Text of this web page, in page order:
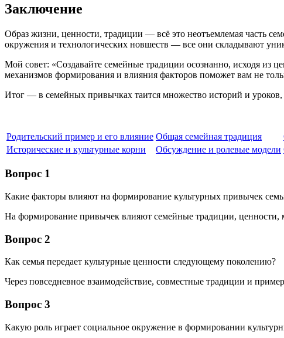
Заключение
Образ жизни, ценности, традиции — всё это неотъемлемая часть
окружения и технологических новшеств — все они складывают
Мой совет: «Создавайте семейные традиции осознанно, исходя из
механизмов формирования и влияния факторов поможет вам не
Итог — в семейных привычках таится множество историй и
Родительский пример и его влияние Общая семейная традиция
Исторические и культурные корни
Обсуждение и ролевые модели
Вопрос 1
Какие факторы влияют на формирование культурных привычек
На формирование привычек влияют семейные традиции, ценности,
Вопрос 2
Как семья передает культурные ценности следующему поколению?
Через повседневное взаимодействие, совместные традиции и
Вопрос 3
Какую роль играет социальное окружение в формировании